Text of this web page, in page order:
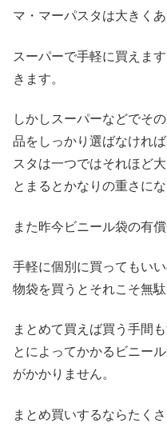
マ・マーパスタは大きくあ
スーパーで手軽に買えま
きます。
しかしスーパーなどでそ
品をしっかり選ばなけれ
スタは一つではそれほど
とまるとかなりの重さに
また昨今ビニール袋の有
手軽に個別に買ってもい
物袋を買うとそれこそ無駄
まとめて買えば買う手間
とによってかかるビニー
がかかりません。
まとめ買いするならたく